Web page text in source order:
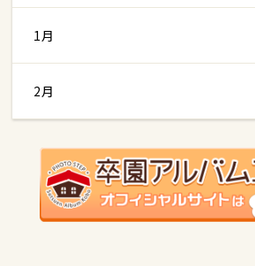
1月
2月